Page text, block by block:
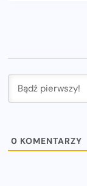
0 KOMENTARZY